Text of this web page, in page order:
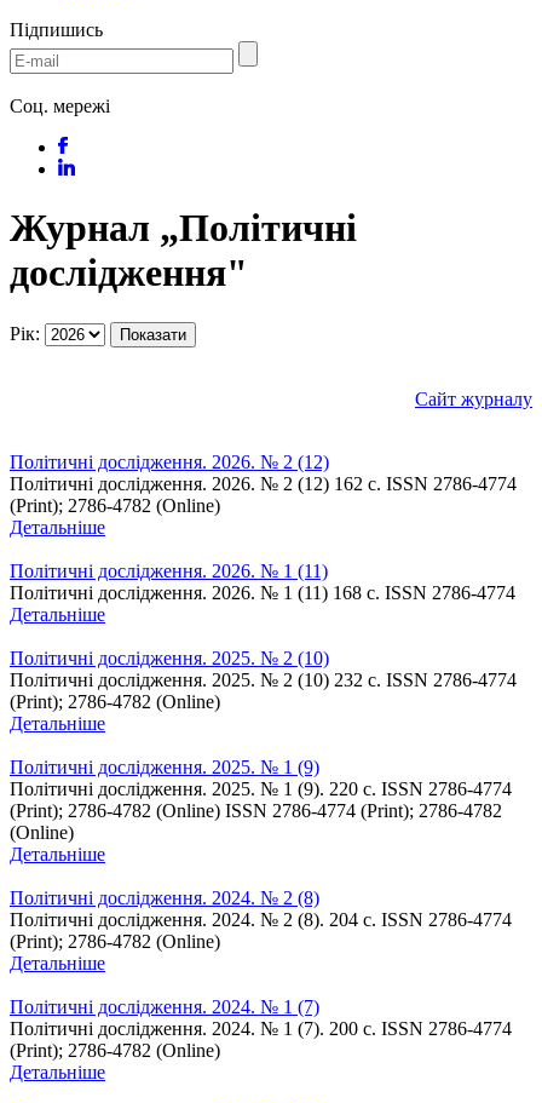
Підпишись
Соц. мережі
Журнал „Політичні
дослідження"
Рік: Показати
Сайт журналу
Політичні дослідження. 2026. № 2 (12)
Політичні дослідження. 2026. № 2 (12) 162 c. ISSN 2786-4774
(Print); 2786-4782 (Online)
Детальніше
Політичні дослідження. 2026. № 1 (11)
Політичні дослідження. 2026. № 1 (11) 168 c. ISSN 2786-4774
Детальніше
Політичні дослідження. 2025. № 2 (10)
Політичні дослідження. 2025. № 2 (10) 232 c. ISSN 2786-4774
(Print); 2786-4782 (Online)
Детальніше
Політичні дослідження. 2025. № 1 (9)
Політичні дослідження. 2025. № 1 (9). 220 с. ISSN 2786-4774
(Print); 2786-4782 (Online) ISSN 2786-4774 (Print); 2786-4782
(Online)
Детальніше
Політичні дослідження. 2024. № 2 (8)
Політичні дослідження. 2024. № 2 (8). 204 с. ISSN 2786-4774
(Print); 2786-4782 (Online)
Детальніше
Політичні дослідження. 2024. № 1 (7)
Політичні дослідження. 2024. № 1 (7). 200 с. ISSN 2786-4774
(Print); 2786-4782 (Online)
Детальніше